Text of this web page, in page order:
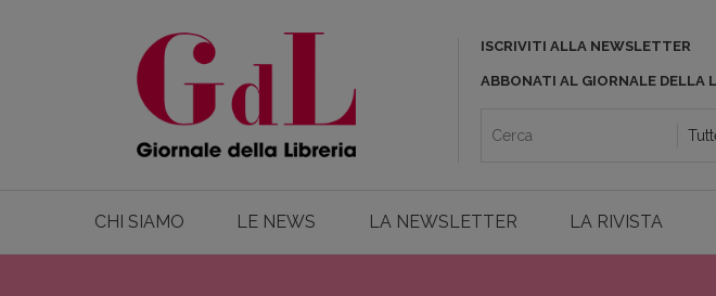
ISCRIVITI ALLA NEWSLETTER
ABBONATI AL GIORNALE DELLA
CHI SIAMO LE NEWS LA NEWSLETTER LA RIVISTA